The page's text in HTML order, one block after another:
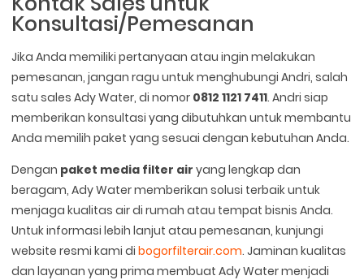
Konsultasi/Pemesanan
Jika Anda memiliki pertanyaan atau ingin melakukan
pemesanan, jangan ragu untuk menghubungi Andri, salah
satu sales Ady Water, di nomor 0812 1121 7411. Andri siap
memberikan konsultasi yang dibutuhkan untuk membantu
Anda memilih paket yang sesuai dengan kebutuhan Anda.
Dengan paket media filter air yang lengkap dan
beragam, Ady Water memberikan solusi terbaik untuk
menjaga kualitas air di rumah atau tempat bisnis Anda.
Untuk informasi lebih lanjut atau pemesanan, kunjungi
website resmi kami dibogorfilterair.com. Jaminan kualitas
dan layanan yang prima membuat Ady Water menjadi